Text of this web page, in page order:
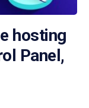
hosting
Panel,